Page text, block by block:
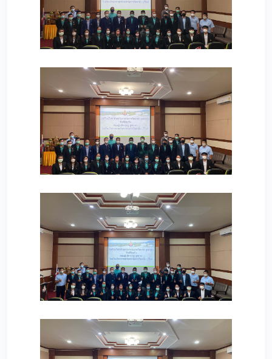
175
201
174